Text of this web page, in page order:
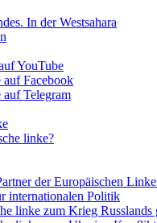
In der Westsahara
YouTube
auf Facebook
auf Telegram
linke?
der Europäischen
internationalen Politik
linke zum Krieg Russlands